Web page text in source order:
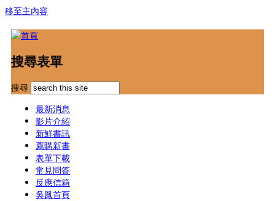
移至主內容
搜尋表單
搜尋
最新消息
影片介紹
新鮮書訊
薦購新書
表單下載
常見問答
反應信箱
吳鳳首頁